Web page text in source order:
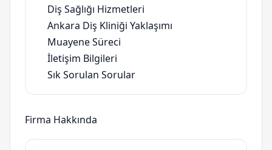
Diş Sağlığı Hizmetleri
Ankara Diş Kliniği Yaklaşımı
Muayene Süreci
İletişim Bilgileri
Sık Sorulan Sorular
Firma Hakkında